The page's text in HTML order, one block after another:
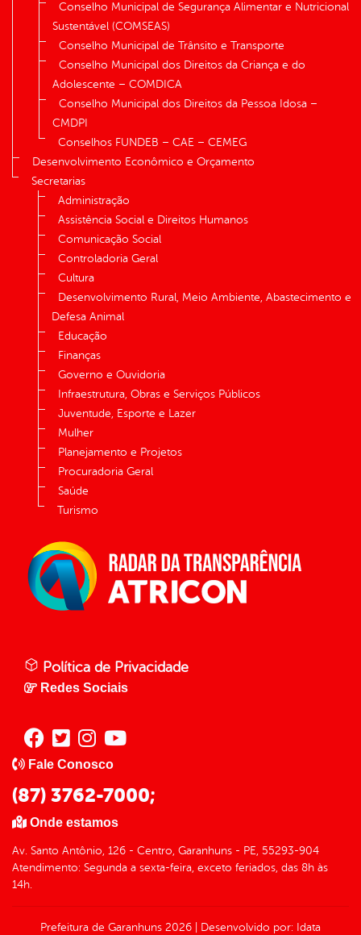
Conselho Municipal de Segurança Alimentar e Nutricional
Sustentável (COMSEAS)
Conselho Municipal de Trânsito e Transporte
Conselho Municipal dos Direitos da Criança e do
Adolescente – COMDICA
Conselho Municipal dos Direitos da Pessoa Idosa –
CMDPI
Conselhos FUNDEB – CAE – CEMEG
Desenvolvimento Econômico e Orçamento
Secretarias
Administração
Assistência Social e Direitos Humanos
Comunicação Social
Controladoria Geral
Cultura
Desenvolvimento Rural, Meio Ambiente, Abastecimento e
Defesa Animal
Educação
Finanças
Governo e Ouvidoria
Infraestrutura, Obras e Serviços Públicos
Juventude, Esporte e Lazer
Mulher
Planejamento e Projetos
Procuradoria Geral
Saúde
Turismo
Política de Privacidade
Redes Sociais
Fale Conosco
(87) 3762-7000;
Onde estamos
Av. Santo Antônio, 126 - Centro, Garanhuns - PE, 55293-904
Atendimento: Segunda a sexta-feira, exceto feriados, das 8h às
14h.
Prefeitura de Garanhuns 2026 Desenvolvido por: Idata